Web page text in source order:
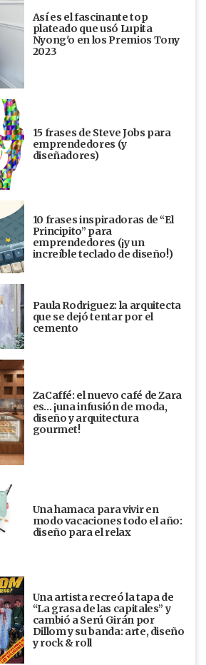
Así es el fascinante top
plateado que usó Lupita
Nyong'o en los Premios Tony
2023
15 frases de Steve Jobs para
emprendedores (y
diseñadores)
10 frases inspiradoras de “El
Principito” para
emprendedores (¡y un
increíble teclado de diseño!)
Paula Rodriguez: la arquitecta
que se dejó tentar por el
cemento
ZaCaffé: el nuevo café de Zara
es… ¡una infusión de moda,
diseño y arquitectura
gourmet!
Una hamaca para vivir en
modo vacaciones todo el año:
diseño para el relax
Una artista recreó la tapa de
“La grasa de las capitales” y
cambió a Serú Girán por
Dillom y su banda: arte, diseño
y rock & roll